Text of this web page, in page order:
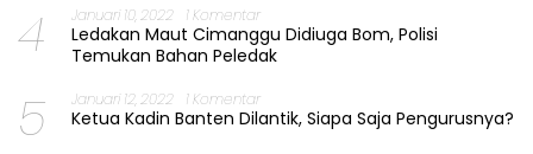
4 Januari 10, 2022 1 Komentar
Ledakan Maut Cimanggu Didiuga Bom, Polisi
Temukan Bahan Peledak
5 Januari 12, 2022 1 Komentar
Ketua Kadin Banten Dilantik, Siapa Saja Pengurusnya?